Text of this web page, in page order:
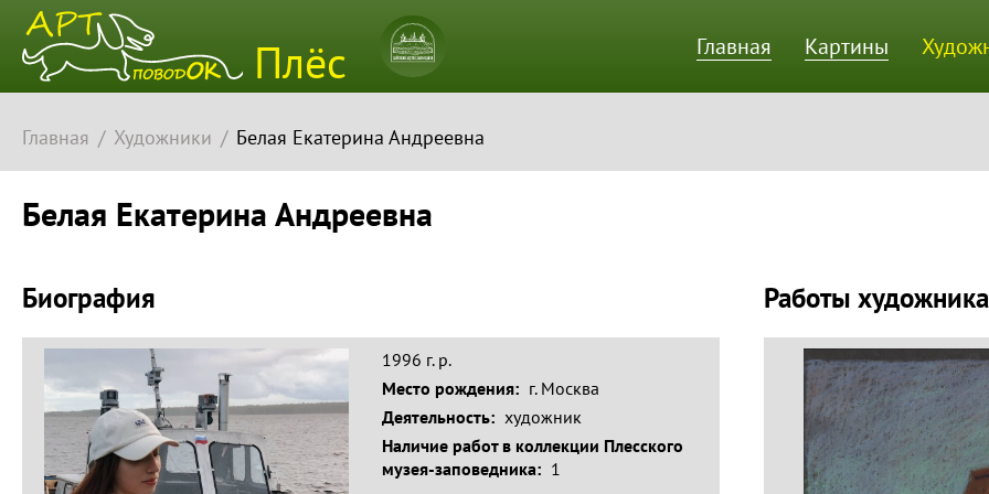
Плёс
Плёсский
музей-
заповедник
Главная Картины
Главная Художники Белая Екатерина Андреевна
Белая Екатерина Андреевна
Биография
1996 г. р.
Место рождения: г. Москва
Деятельность: художник
Наличие работ в коллекции Плесского
музея-заповедника: 1
Работы художника